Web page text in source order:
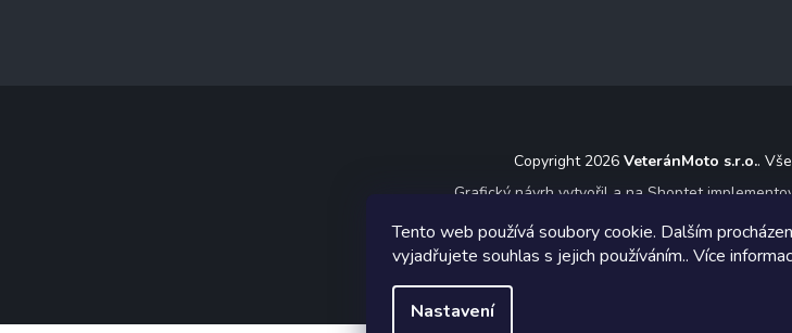
Tento web používá soubory cookie. Dalším
vyjadřujete souhlas s jejich používáním.. Více
Nastavení
Copyright 2026 VeteránMoto s.r.o..
Grafický návrh vytvořil a na Shoptet
Vytvořil